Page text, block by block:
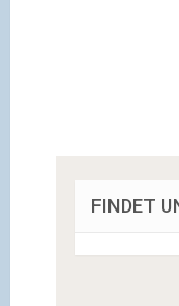
FINDET